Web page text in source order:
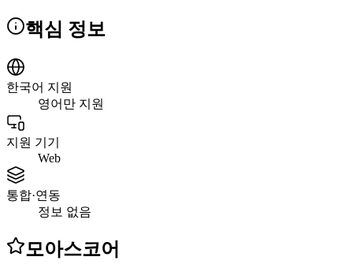
핵심 정보
한국어 지원
영어만 지원
지원 기기
Web
통합·연동
정보 없음
모아스코어